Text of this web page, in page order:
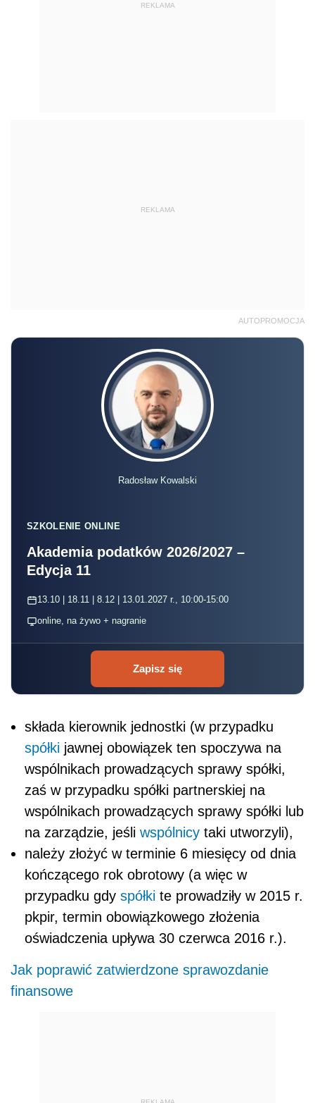
REKLAMA
REKLAMA
AUTOPROMOCJA
Radosław Kowalski
SZKOLENIE ONLINE
Akademia podatków 2026/2027 –
Edycja 11
13.10 | 18.11 | 8.12 | 13.01.2027 r., 10:00-15:00
online, na żywo + nagranie
Zapisz się
składa kierownik jednostki (w przypadku
spółki jawnej obowiązek ten spoczywa na
wspólnikach prowadzących sprawy spółki,
zaś w przypadku spółki partnerskiej na
wspólnikach prowadzących sprawy spółki lub
na zarządzie, jeśli wspólnicy taki utworzyli),
należy złożyć w terminie 6 miesięcy od dnia
kończącego rok obrotowy (a więc w
przypadku gdy spółki te prowadziły w 2015 r.
pkpir, termin obowiązkowego złożenia
oświadczenia upływa 30 czerwca 2016 r.).
Jak poprawić zatwierdzone sprawozdanie
finansowe